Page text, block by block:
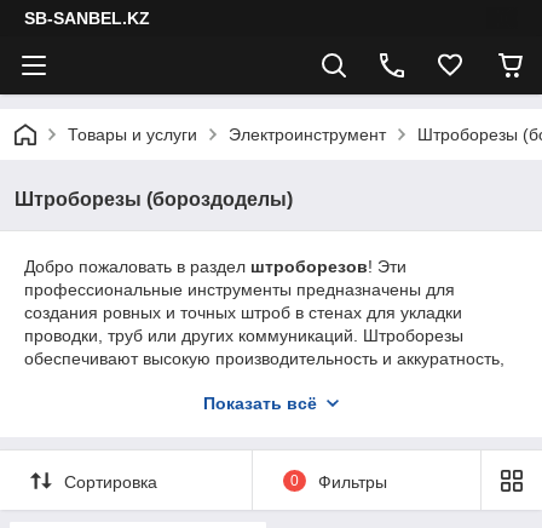
SB-SANBEL.KZ
Товары и услуги Электроинструмент Штроборезы
Штроборезы (бороздоделы)
Добро пожаловать в раздел штроборезов! Эти
профессиональные инструменты предназначены для
создания ровных и точных штроб в стенах для укладки
проводки, труб или других коммуникаций. Штроборезы
обеспечивают высокую производительность и аккуратность,
Показать всё
Сортировка 0 Фильтры